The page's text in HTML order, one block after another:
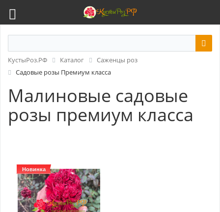
КустыРоз.РФ Каталог
Саженцы роз
Садовые розы Премиум класса
Малиновые садовые
розы премиум класса
Новинка